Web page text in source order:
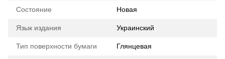
Состояние Новая
Язык издания Украинский
Тип поверхности бумаги Глянцевая